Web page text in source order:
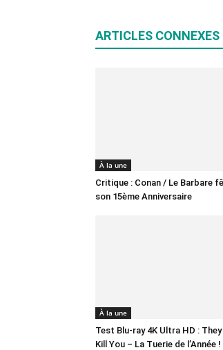
ARTICLES CONNEXES
À la une
Critique : Conan / Le Barbare
son 15ème Anniversaire
À la une
Test Blu-ray 4K Ultra HD : They
Kill You – La Tuerie de l’Année !